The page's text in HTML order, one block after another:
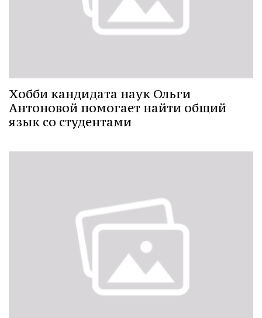
Хобби кандидата наук Ольги
Антоновой помогает найти общий
язык со студентами